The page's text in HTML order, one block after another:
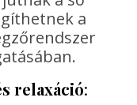
a
relaxáció: